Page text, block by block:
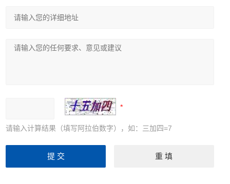
请输入计算结果（填写阿拉伯数字），如：三加四=7